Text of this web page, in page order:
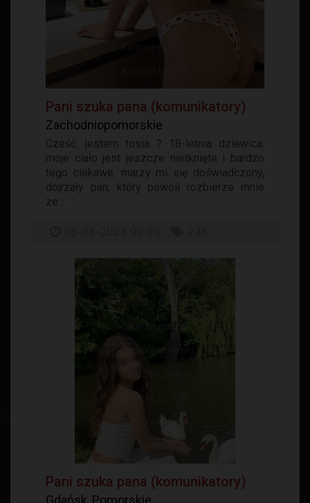
Pani szuka pana (komunikatory)
Zachodniopomorskie
Cześć. jestem tosia ? 18-letnia dziewica.
moje ciało jest jeszcze nietknięte i bardzo
tego ciekawe. marzy mi się doświadczony,
dojrzały pan, który powoli rozbierze mnie
ze...
Pani szuka pana (komunikatory)
Gdańsk, Pomorskie